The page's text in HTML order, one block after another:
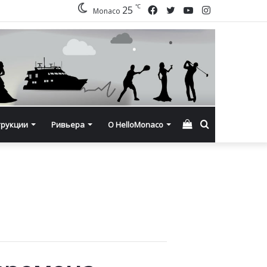
Instagram
YouTube
Twitter
Facebook
Monaco 25 ℃
Ривьера О HelloMonaco Смотреть